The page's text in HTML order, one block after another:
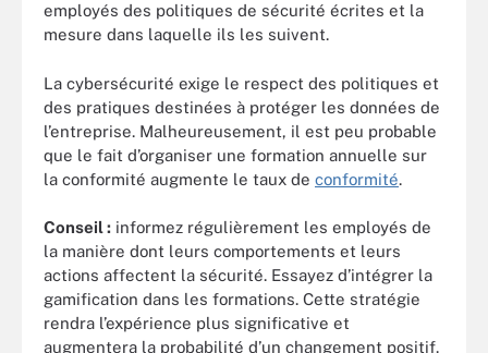
employés des politiques de sécurité écrites et la
mesure dans laquelle ils les suivent.
La cybersécurité exige le respect des politiques et
des pratiques destinées à protéger les données de
l’entreprise. Malheureusement, il est peu probable
que le fait d’organiser une formation annuelle sur
la conformité augmente le taux de conformité.
Conseil : informez régulièrement les employés de
la manière dont leurs comportements et leurs
actions affectent la sécurité. Essayez d’intégrer la
gamification dans les formations. Cette stratégie
rendra l’expérience plus significative et
augmentera la probabilité d’un changement positif.